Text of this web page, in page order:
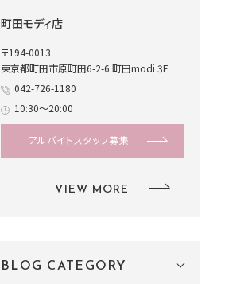
町田モディ店
〒194-0013
東京都町田市原町田6-2-6 町田modi 3F
042-726-1180
10:30～20:00
アルバイトスタッフ募集
VIEW MORE
BLOG CATEGORY